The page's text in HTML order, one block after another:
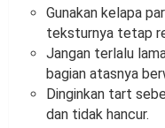
Gunakan kelapa
teksturnya tetap
Jangan terlalu
bagian atasnya
Dinginkan tart
dan tidak hancur.